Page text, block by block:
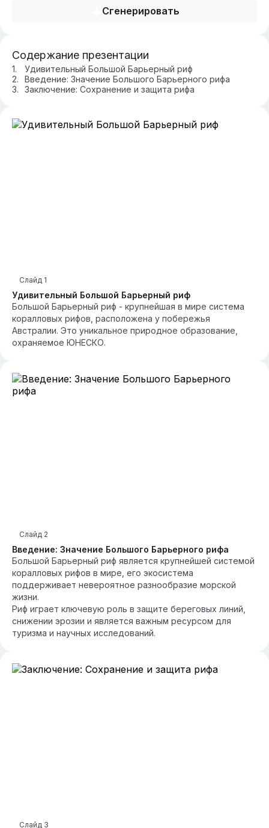
Сгенерировать
Содержание презентации
Удивительный Большой Барьерный риф
Введение: Значение Большого Барьерного рифа
Заключение: Сохранение и защита рифа
Удивительный Большой Барьерный риф
Слайд 1
Большой Барьерный риф - крупнейшая в мире система
коралловых рифов, расположена у побережья
Австралии. Это уникальное природное образование,
охраняемое ЮНЕСКО.
Введение: Значение Большого Барьерного рифа
Слайд 2
Большой Барьерный риф является крупнейшей системой
коралловых рифов в мире, его экосистема
поддерживает невероятное разнообразие морской
жизни.
Риф играет ключевую роль в защите береговых линий,
снижении эрозии и является важным ресурсом для
туризма и научных исследований.
Слайд 3